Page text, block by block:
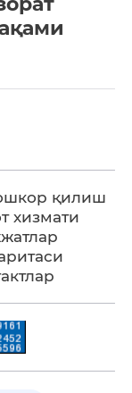
қилиш
хизмати